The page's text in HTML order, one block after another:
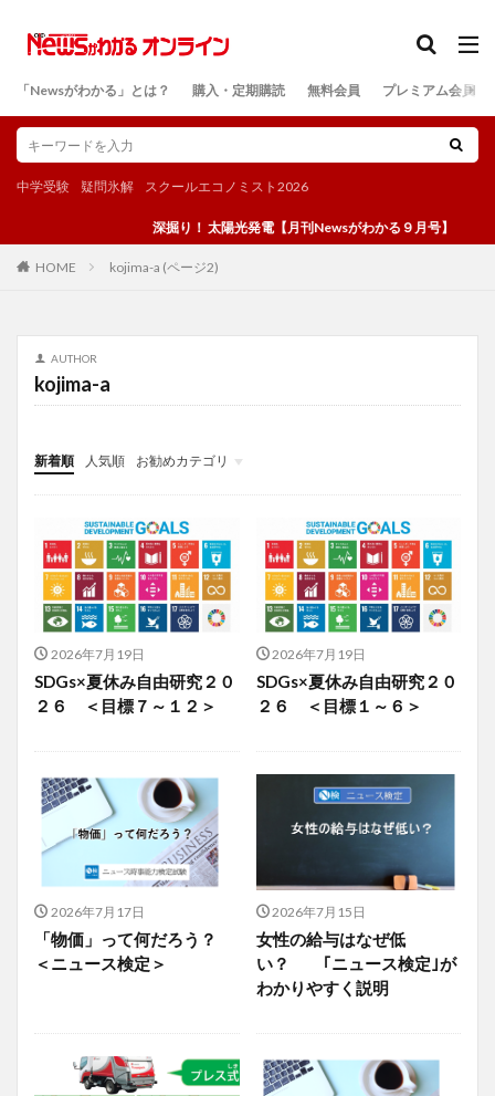
「Newsがわかる」とは？ 購入・定期購読 無料会員 プレミアム会員
中学受験 疑問氷解 スクールエコノミスト2026
深掘り！ 太陽光発電【月刊Newsがわかる９月号】
HOME kojima-a (ページ2)
AUTHOR
kojima-a
新着順 人気順
お勧めカテゴリ
投稿
学び
マンガ
電子書籍
2026年7月19日
SDGs×夏休み自由研究２０
２６ ＜目標７～１２＞
2026年7月19日
SDGs×夏休み自由研究２０
２６ ＜目標１～６＞
2026年7月17日
「物価」って何だろう？
＜ニュース検定＞
2026年7月15日
女性の給与はなぜ低
い？ ｢ニュース検定｣が
わかりやすく説明
検索